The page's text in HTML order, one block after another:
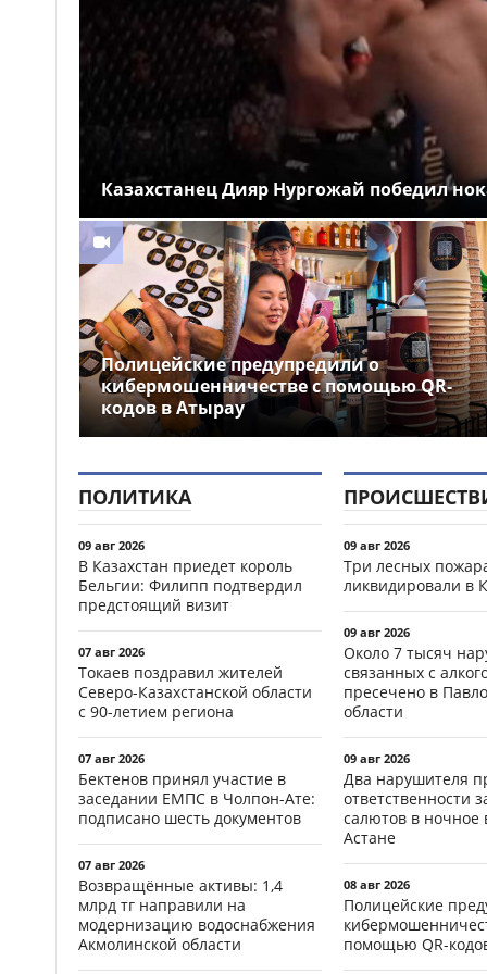
новые арт-композиции
украсили Алматы
15:52
Полиция предупреждает
граждан о новой схеме
телефонного мошенничества
Казахстанец Дияр Нургожай победил
Полицейские предупредили о
кибермошенничестве с помощью QR-
кодов в Атырау
ПОЛИТИКА
09 авг 2026
В Казахстан приедет король
Бельгии: Филипп подтвердил
предстоящий визит
07 авг 2026
Токаев поздравил жителей
Северо-Казахстанской области
с 90-летием региона
07 авг 2026
Бектенов принял участие в
заседании ЕМПС в Чолпон-Ате:
подписано шесть документов
07 авг 2026
Возвращённые активы: 1,4
млрд тг направили на
модернизацию водоснабжения
Акмолинской области
09 авг 2026
Три лесных
ликвидировали в
09 авг 2026
Около 7 тысяч
связанных с
пресечено в
области
09 авг 2026
Два нарушителя
ответственности
салютов в ночное
Астане
08 авг 2026
Полицейские
помощью QR-